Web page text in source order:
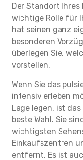
Der Standort Ihres
wichtige Rolle für
hat seinen ganz
besonderen
überlegen Sie,
vorstellen.
Wenn Sie das
intensiv erleben
Lage legen, ist das
beste Wahl. Sie
wichtigsten
Einkaufszentren
entfernt. Es ist